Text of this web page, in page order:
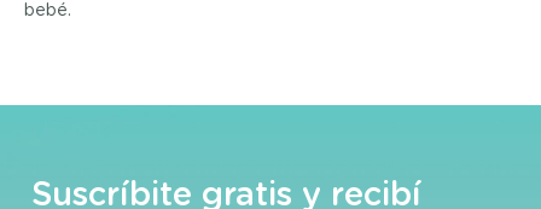
bebé.
Suscríbite gratis y recibí